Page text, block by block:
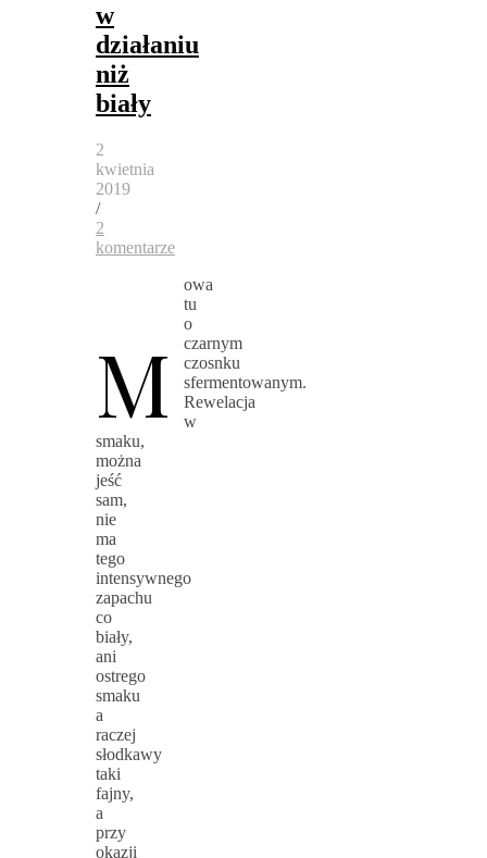
w
działaniu
niż
biały
2
kwietnia
2019
/
2
komentarze
M
owa
tu
o
czarnym
czosnku
sfermentowanym.
Rewelacja
w
smaku,
można
jeść
sam,
nie
ma
tego
intensywnego
zapachu
co
biały,
ani
ostrego
smaku
a
raczej
słodkawy
taki
fajny,
a
przy
okazji